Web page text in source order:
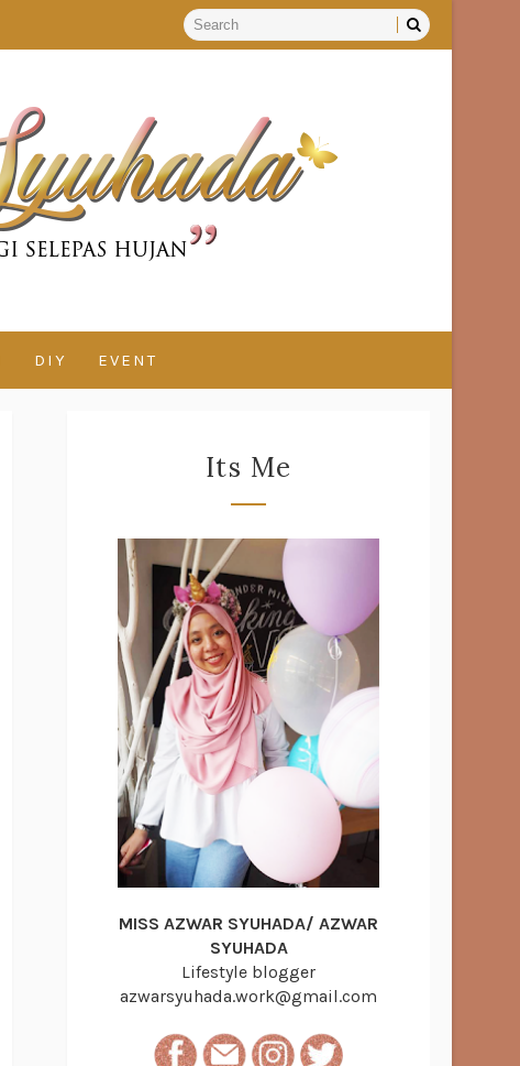
DIY EVENT
Its Me
MISS AZWAR SYUHADA/ AZWAR
SYUHADA
Lifestyle blogger
azwarsyuhada.work@gmail.com